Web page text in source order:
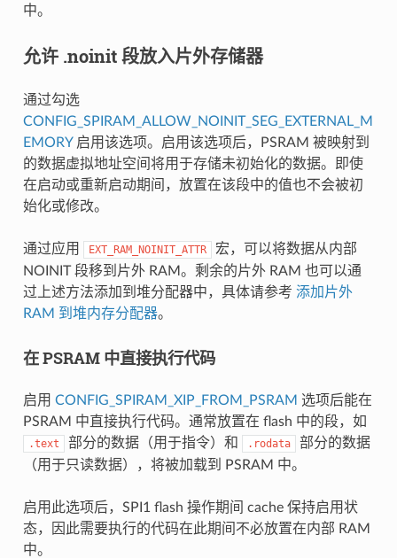
中。
允许 .noinit 段放入片外存储器
通过勾选
CONFIG_SPIRAM_ALLOW_NOINIT_SEG_EXTERNAL_M
EMORY启用该选项。启用该选项后，PSRAM 被映射到
的数据虚拟地址空间将用于存储未初始化的数据。即使
在启动或重新启动期间，放置在该段中的值也不会被初
始化或修改。
通过应用 EXT_RAM_NOINIT_ATTR
宏，可以将数据从内部
NOINIT 段移到片外 RAM。剩余的片外 RAM 也可以通
过上述方法添加到堆分配器中，具体请参考 添加片外
RAM 到堆内存分配器。
在 PSRAM 中直接执行代码
启用 CONFIG_SPIRAM_XIP_FROM_PSRAM 选项后能在
PSRAM 中直接执行代码。通常放置在 flash 中的段，如
.text 部分的数据（用于指令）和 .rodata
部分的数据
（用于只读数据），将被加载到 PSRAM 中。
启用此选项后，SPI1 flash 操作期间 cache 保持启用状
态，因此需要执行的代码在此期间不必放置在内部 RAM
中。